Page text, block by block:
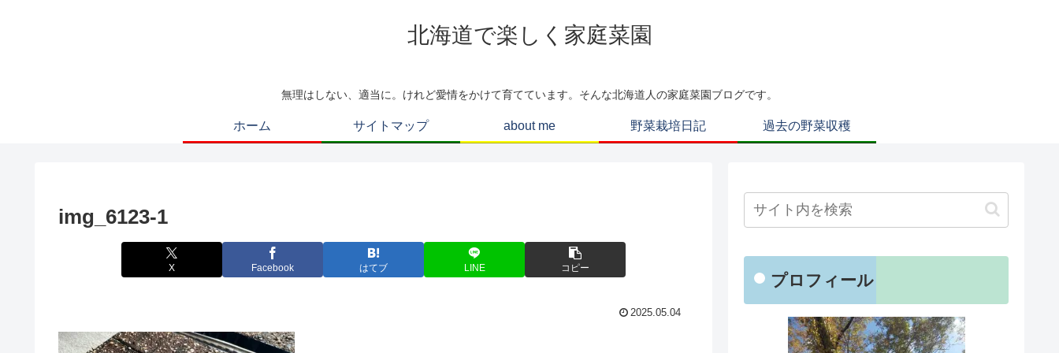
北海道で楽しく家庭菜園
無理はしない、適当に。けれど愛情をかけて育てています。そんな北海道人の家庭菜園ブログです。
ホーム サイトマップ about me 野菜栽培日記 過去の野菜収穫
img_6123-1
X Facebook はてブ LINE コピー
2025.05.04
プロフィール